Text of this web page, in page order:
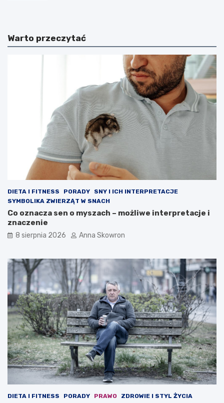
Warto przeczytać
DIETA I FITNESS PORADY
SNY I ICH INTERPRETACJE
SYMBOLIKA ZWIERZĄT W SNACH
Co oznacza sen o myszach – możliwe interpretacje i
znaczenie
8 sierpnia 2026 Anna Skowron
DIETA I FITNESS PORADY PRAWO ZDROWIE I STYL ŻYCIA